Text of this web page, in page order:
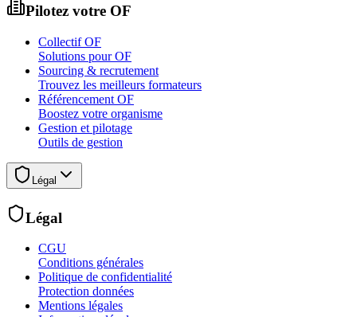
Pilotez votre OF
Collectif OF
Solutions pour OF
Sourcing & recrutement
Trouvez les meilleurs formateurs
Référencement OF
Boostez votre organisme
Gestion et pilotage
Outils de gestion
Légal
Légal
CGU
Conditions générales
Politique de confidentialité
Protection données
Mentions légales